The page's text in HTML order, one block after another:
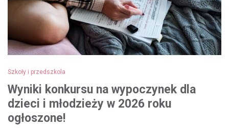
Szkoły i przedszkola
Wyniki konkursu na wypoczynek dla
dzieci i młodzieży w 2026 roku
ogłoszone!